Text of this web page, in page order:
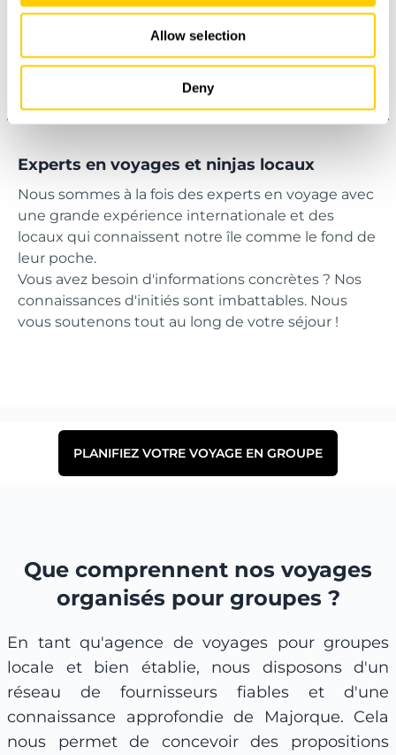
Allow selection
Deny
Experts en voyages et ninjas locaux
Nous sommes à la fois des experts en voyage avec
une grande expérience internationale et des
locaux qui connaissent notre île comme le fond de
leur poche.
Vous avez besoin d'informations concrètes ? Nos
connaissances d'initiés sont imbattables. Nous
vous soutenons tout au long de votre séjour !
PLANIFIEZ VOTRE VOYAGE EN GROUPE
Que comprennent nos voyages
organisés pour groupes ?
En tant qu'agence de voyages pour groupes
locale et bien établie, nous disposons d'un
réseau de fournisseurs fiables et d'une
connaissance approfondie de Majorque. Cela
nous permet de concevoir des propositions